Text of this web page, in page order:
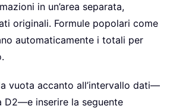
in un’area separata,
originali. Formule popolari come
automaticamente i totali per
vuota accanto all’intervallo dati—
D2—e inserire la seguente